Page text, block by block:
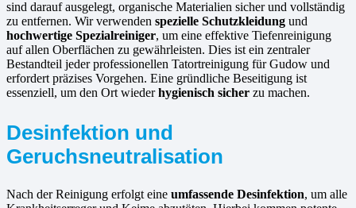
sind darauf ausgelegt, organische Materialien sicher und vollständig
zu entfernen. Wir verwenden spezielle Schutzkleidung und
hochwertige Spezialreiniger, um eine effektive Tiefenreinigung
auf allen Oberflächen zu gewährleisten. Dies ist ein zentraler
Bestandteil jeder professionellen Tatortreinigung für Gudow und
erfordert präzises Vorgehen. Eine gründliche Beseitigung ist
essenziell, um den Ort wiederhygienisch sicher zu machen.
Desinfektion und
Geruchsneutralisation
Nach der Reinigung erfolgt eine umfassende Desinfektion, um alle